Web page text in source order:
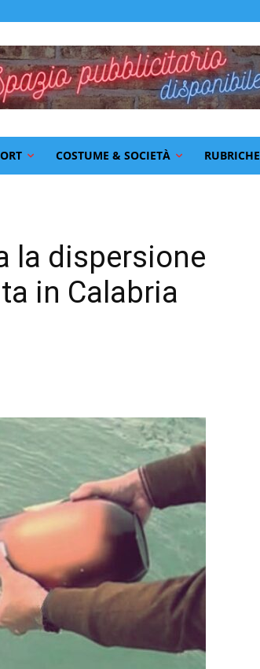
COSTUME & SOCIETÀ RUBRICHE
la dispersione
in Calabria